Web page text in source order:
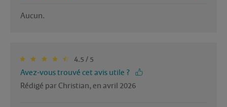
Aucun.
4.5 / 5
Avez-vous trouvé cet avis utile ?
Rédigé par Christian, en avril 2026